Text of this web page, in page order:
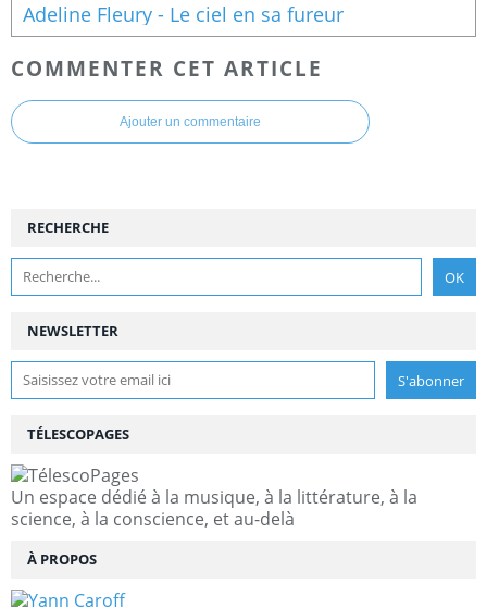
Adeline Fleury - Le ciel en sa fureur
COMMENTER CET ARTICLE
Ajouter un commentaire
NEWSLETTER
RECHERCHE
TÉLESCOPAGES
Un espace dédié à la musique, à la littérature, à la
science, à la conscience, et au-delà
À PROPOS